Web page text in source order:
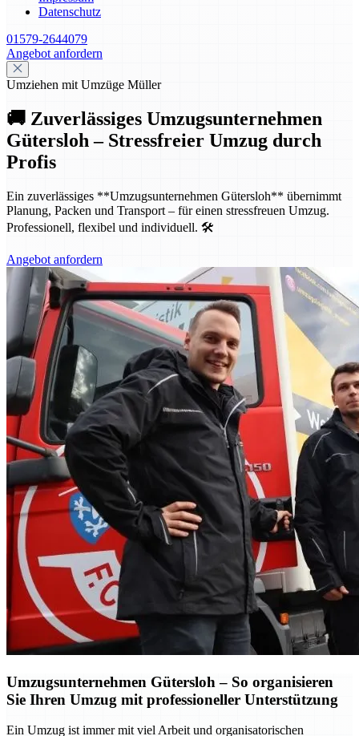
Datenschutz
01579-2644079
Angebot anfordern
Umziehen mit Umzüge Müller
🚚 Zuverlässiges Umzugsunternehmen
Gütersloh – Stressfreier Umzug durch
Profis
Ein zuverlässiges **Umzugsunternehmen Gütersloh** übernimmt
Planung, Packen und Transport – für einen stressfreuen Umzug.
Professionell, flexibel und individuell. 🛠️
Angebot anfordern
Umzugsunternehmen Gütersloh – So organisieren
Sie Ihren Umzug mit professioneller Unterstützung
Ein Umzug ist immer mit viel Arbeit und organisatorischen